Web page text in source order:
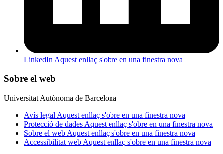
LinkedIn Aquest enllaç s'obre en una finestra nova
Sobre el web
Universitat Autònoma de Barcelona
Avís legal Aquest enllaç s'obre en una finestra nova
Protecció de dades Aquest enllaç s'obre en una finestra nova
Sobre el web Aquest enllaç s'obre en una finestra nova
Accessibilitat web Aquest enllaç s'obre en una finestra nova